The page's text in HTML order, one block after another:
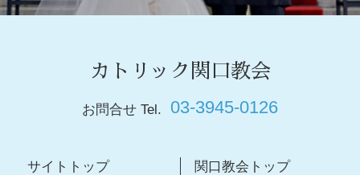
カトリック関口教会
お問合せ Tel. 03-3945-0126
サイトトップ 関口教会トップ